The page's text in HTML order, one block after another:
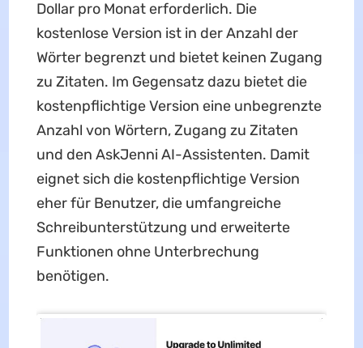
Dollar pro Monat erforderlich. Die
kostenlose Version ist in der Anzahl der
Wörter begrenzt und bietet keinen Zugang
zu Zitaten. Im Gegensatz dazu bietet die
kostenpflichtige Version eine unbegrenzte
Anzahl von Wörtern, Zugang zu Zitaten
und den AskJenni AI-Assistenten. Damit
eignet sich die kostenpflichtige Version
eher für Benutzer, die umfangreiche
Schreibunterstützung und erweiterte
Funktionen ohne Unterbrechung
benötigen.